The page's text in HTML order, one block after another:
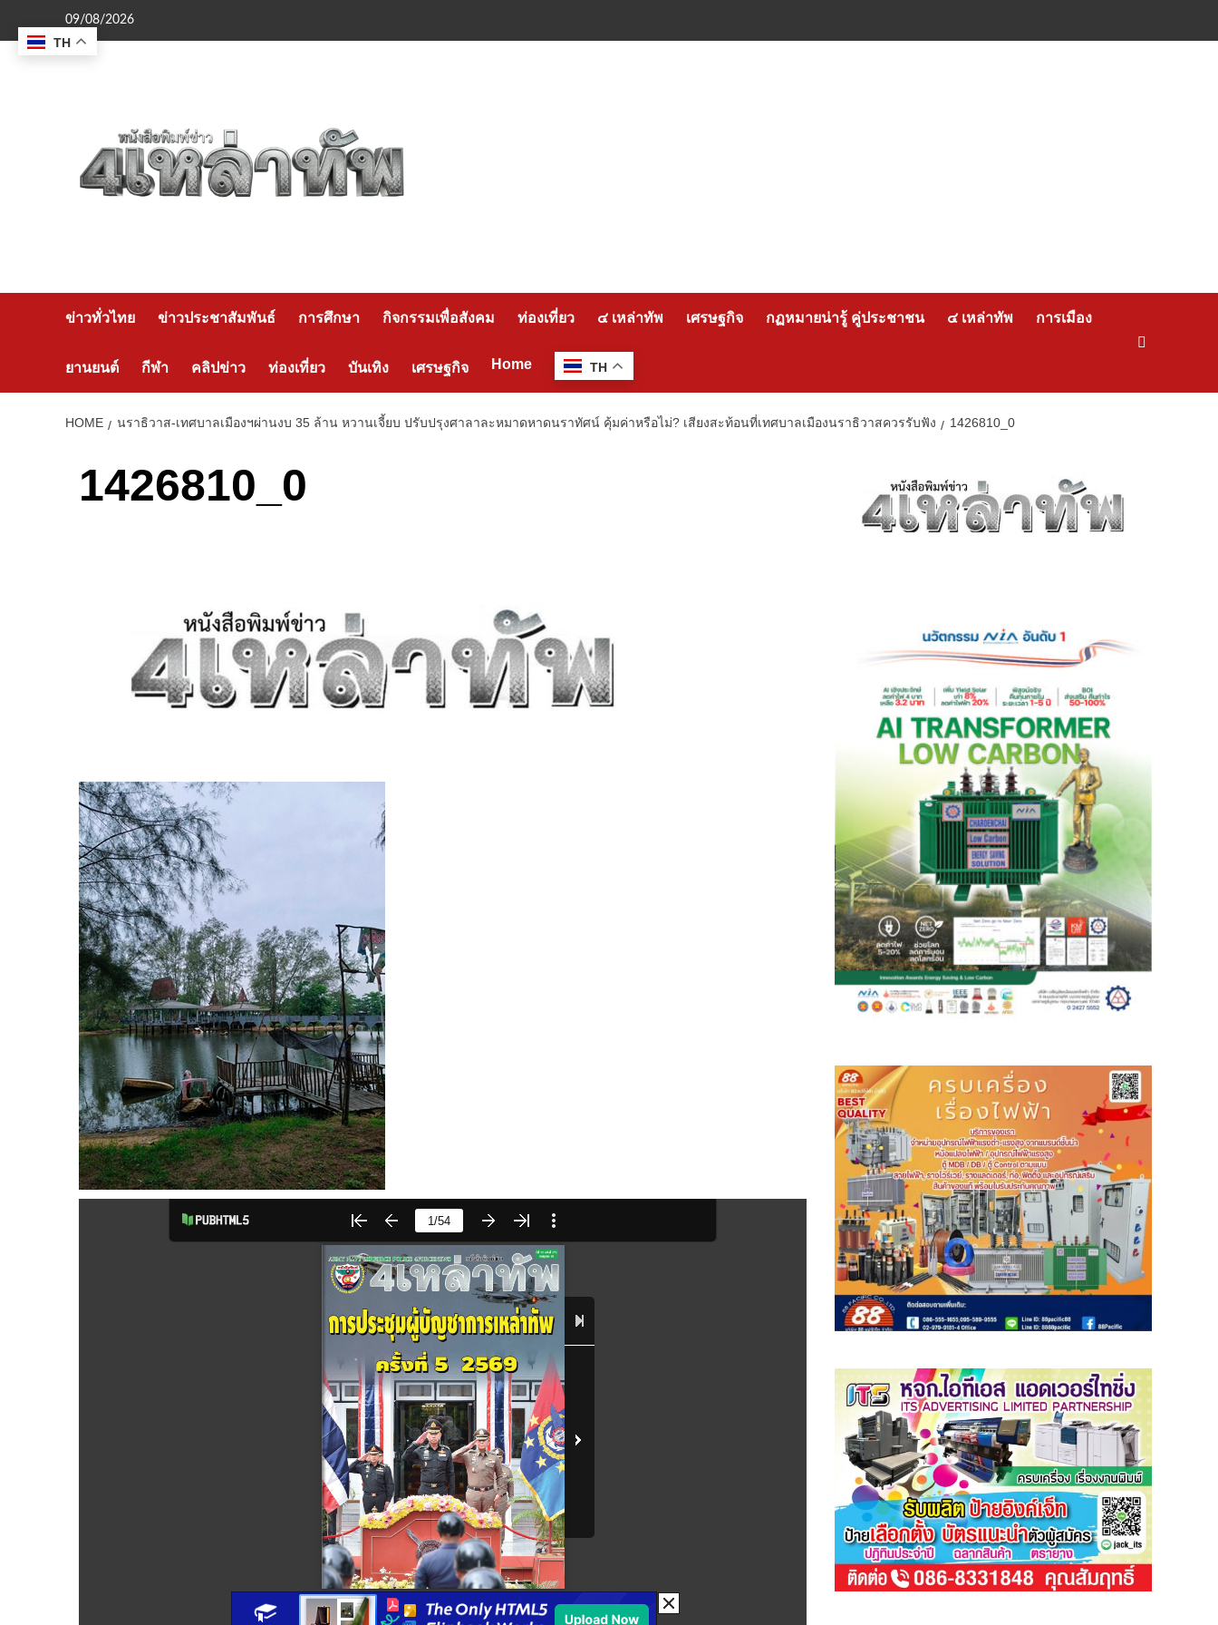
content
09/08/2026
ข่าวทั่วไทย ข่าวประชาสัมพันธ์ การศึกษา กิจกรรมเพื่อสังคม ท่องเที่ยว ๔ เหล่าทัพ เศรษฐกิจ กฏหมายน่ารู้ คู่ประชาชน ๔ เหล่าทัพ การเมือง
ยานยนต์ กีฬา คลิปข่าว ท่องเที่ยว บันเทิง เศรษฐกิจ Home TH
HOME นราธิวาส-เทศบาลเมืองฯผ่านงบ 35 ล้าน หวานเจี้ยบ ปรับปรุงศาลาละหมาดหาดนราทัศน์ คุ้มค่าหรือไม่? เสียงสะท้อนที่เทศบาลเมืองนราธิวาสควรรับฟัง 1426810_0
1426810_0
TH